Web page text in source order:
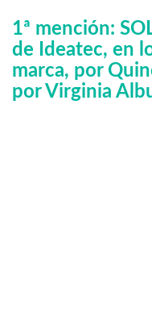
1ª mención:
de Ideatec, en
marca, por
por Virginia